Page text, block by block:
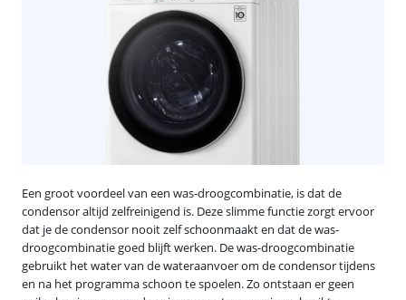
Een groot voordeel van een was-droogcombinatie, is dat de
condensor altijd zelfreinigend is. Deze slimme functie zorgt ervoor
dat je de condensor nooit zelf schoonmaakt en dat de was-
droogcombinatie goed blijft werken. De was-droogcombinatie
gebruikt het water van de wateraanvoer om de condensor tijdens
en na het programma schoon te spoelen. Zo ontstaan er geen